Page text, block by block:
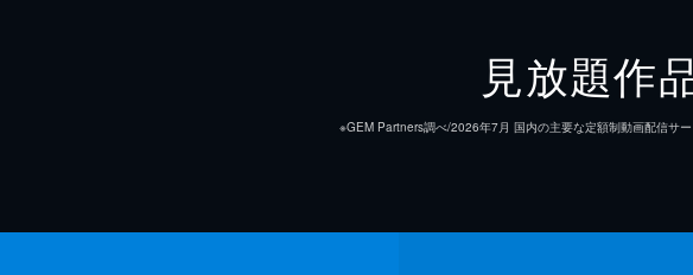
見放題作
※GEM Partners調べ/2026年7⽉ 国内の主要な定額制動画配信サ